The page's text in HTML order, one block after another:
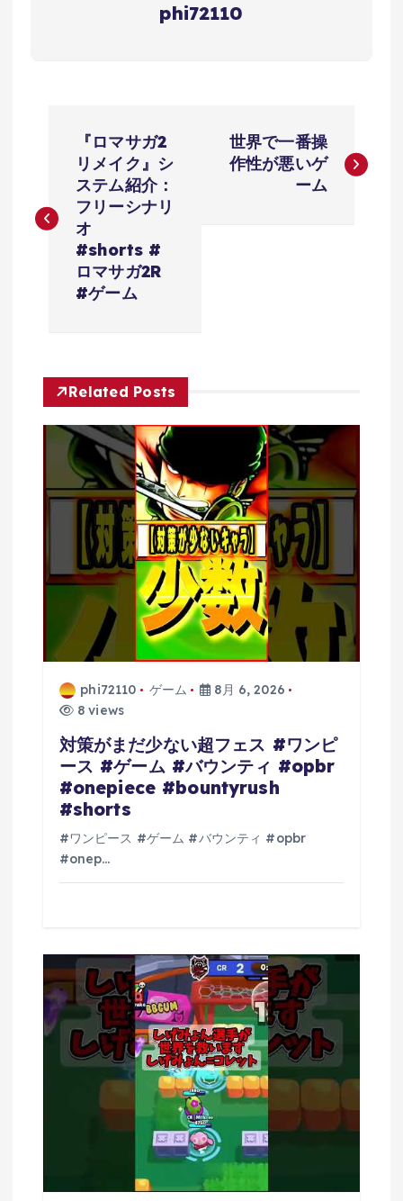
phi72110
ナ
シ
ョ
ン
『ロマサガ2
リメイク』シ
ステム紹介：
フリーシナリ
オ
#shorts #
ロマサガ2R
#ゲーム
世界で一番操
作性が悪いゲ
ーム
Related Posts
phi72110 ゲーム
8月 6, 2026
8 views
対策がまだ少ない超フェス #ワンピ
ース #ゲーム #バウンティ #opbr
#onepiece #bountyrush
#shorts
#ワンピース #ゲーム #バウンティ #opbr
#onep…